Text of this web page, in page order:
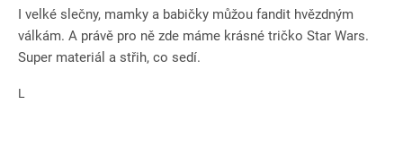
I velké slečny, mamky a babičky můžou fandit hvězdným
válkám. A právě pro ně zde máme krásné tričko Star Wars.
Super materiál a střih, co sedí.
L